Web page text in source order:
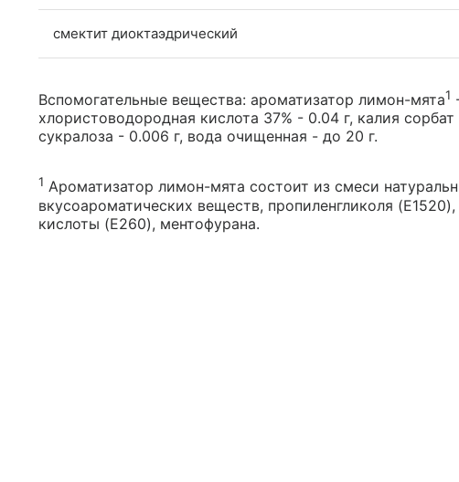
смектит диоктаэдрический
Вспомогательные вещества: ароматизатор лимон-мята1
хлористоводородная кислота 37% - 0.04 г, калия
сукралоза - 0.006 г, вода очищенная - до 20 г.
1 Ароматизатор лимон-мята состоит из смеси
вкусоароматических веществ, пропиленгликоля
кислоты (E260), ментофурана.